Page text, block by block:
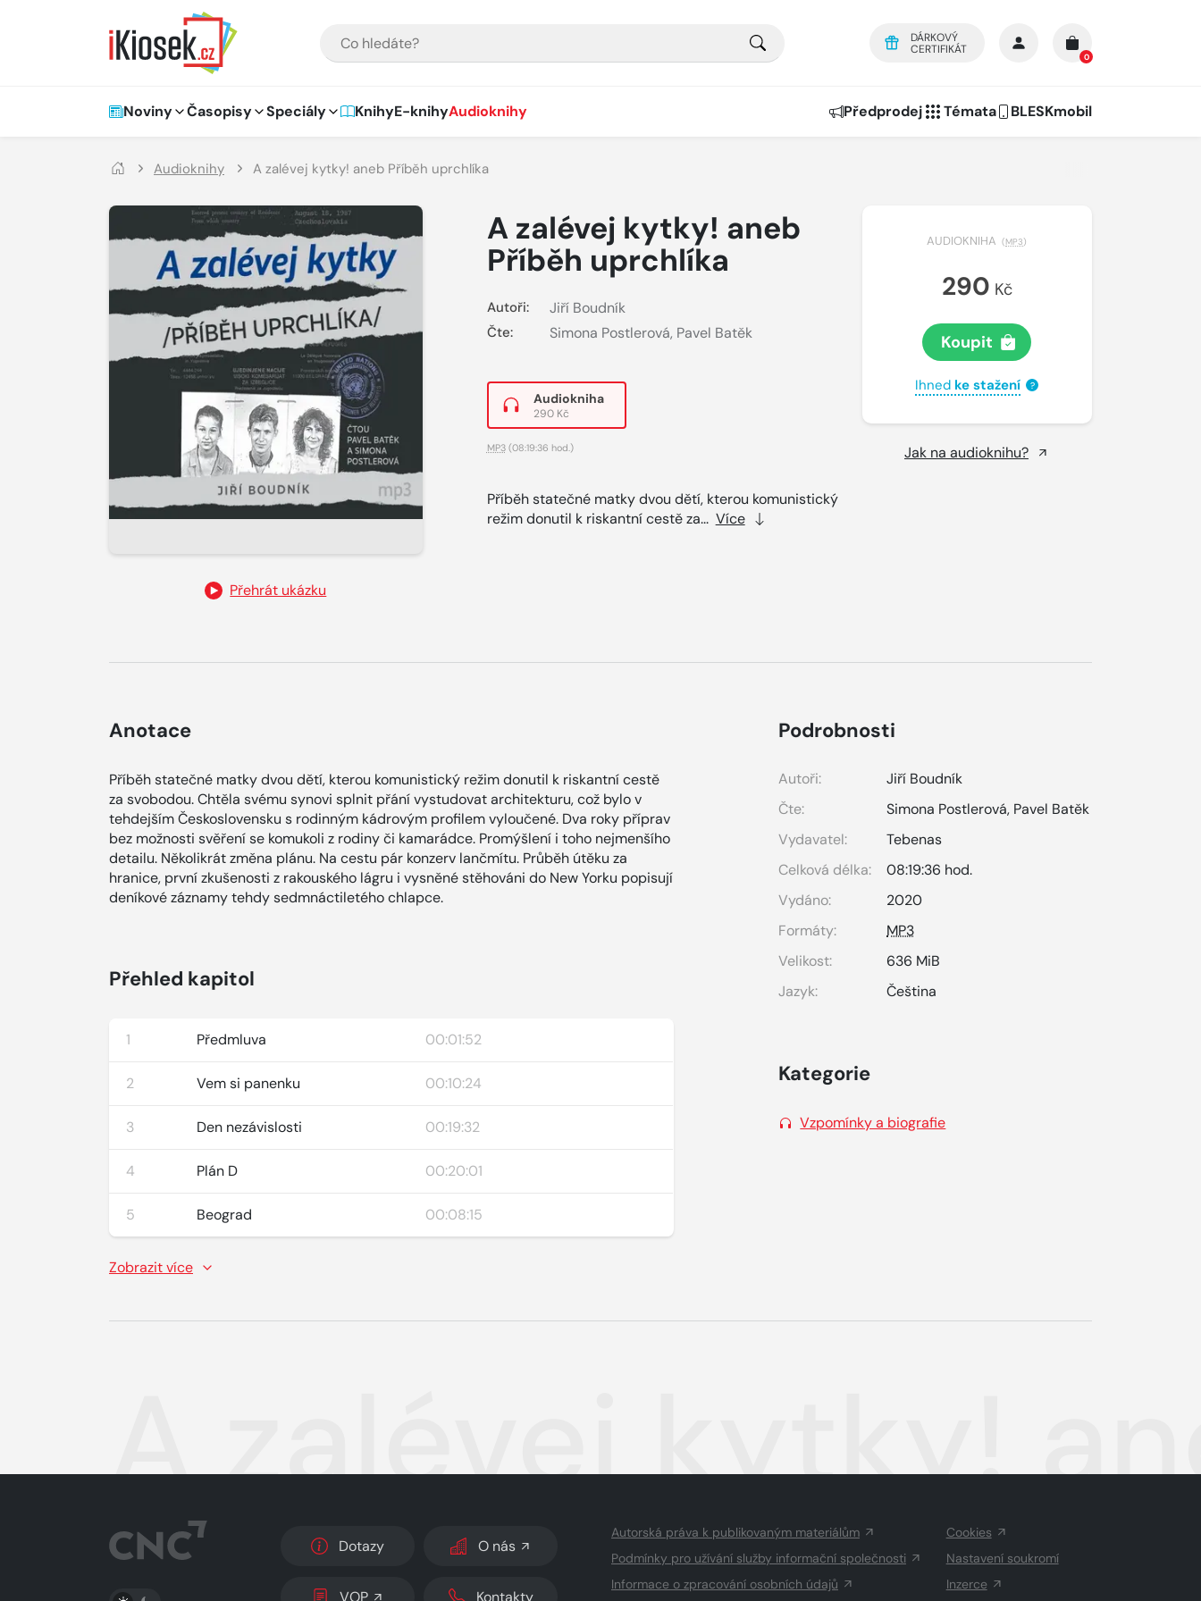
DÁRKOVÝ
CERTIFIKÁT
0
Hlavní navigace
Noviny Časopisy Speciály KnihyE-knihyAudioknihy Předprodej Témata BLESKmobil
Audioknihy A zalévej kytky! aneb Příběh uprchlíka
Přehrát ukázku
A zalévej kytky! aneb
Příběh uprchlíka
Autoři: Jiří Boudník
Čte: Simona Postlerová, Pavel Batěk
Audiokniha
290 Kč
MP3(08:19:36 hod.)
Příběh statečné matky dvou dětí, kterou komunistický
režim donutil k riskantní cestě za... Více
AUDIOKNIHA (MP3)
290 Kč
Koupit
Ihned ke stažení ?
Jak na audioknihu?
Anotace
Příběh statečné matky dvou dětí, kterou komunistický režim donutil k riskantní cestě
za svobodou. Chtěla svému synovi splnit přání vystudovat architekturu, což bylo v
tehdejším Československu s rodinným kádrovým profilem vyloučené. Dva roky příprav
bez možnosti svěření se komukoli z rodiny či kamarádce. Promýšlení i toho nejmenšího
detailu. Několikrát změna plánu. Na cestu pár konzerv lančmítu. Průběh útěku za
hranice, první zkušenosti z rakouského lágru i vysněné stěhováni do New Yorku popisují
deníkové záznamy tehdy sedmnáctiletého chlapce.
Přehled kapitol
1 Předmluva 00:01:52
2 Vem si panenku 00:10:24
3 Den nezávislosti 00:19:32
4 Plán D 00:20:01
5 Beograd 00:08:15
Zobrazit více
Podrobnosti
Autoři:
Jiří Boudník
Čte:
Simona Postlerová, Pavel Batěk
Vydavatel:
Tebenas
Celková délka:
08:19:36 hod.
Vydáno:
2020
Formáty:
MP3
Velikost:
636 MiB
Jazyk:
Čeština
Kategorie
Vzpomínky a biografie
A zalévej kytky!
PŘEPNOUT SVĚTLÝ/TMAVÝ REŽIM
Dotazy O nás
VOP Kontakty
Autorská práva k publikovaným materiálům
Podmínky pro užívání služby informační společnosti
Informace o zpracování osobních údajů
Cookies
Nastavení soukromí
Inzerce